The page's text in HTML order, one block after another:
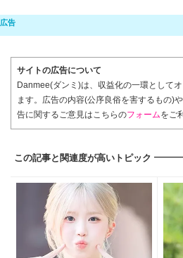
サイトの広告について
Danmee(ダンミ)は、収益化の一環として
ます。広告の内容(公序良俗を害するもの)
告に関するご意見はこちらのフォームをご
この記事と関連度が高いトピック